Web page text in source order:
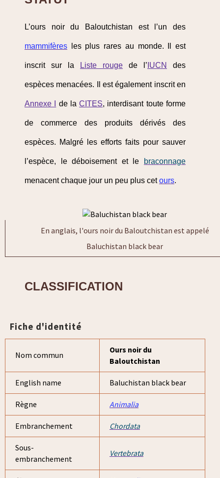
L’ours noir du Baloutchistan est l’un des
mammifères les plus rares au monde. Il est
inscrit sur la Liste rouge de l’ IUCN des
espèces menacées. Il est également inscrit en
Annexe I de laCITES, interdisant toute forme
de commerce des produits dérivés des
espèces. Malgré les efforts faits pour sauver
l’espèce, le déboisement et le braconnage
menacent chaque jour un peu plus cetours.
En anglais, l'ours noir du Baloutchistan est appelé
Baluchistan black bear
CLASSIFICATION
Fiche d'identité
Nom commun
Ours noir du
Baloutchistan
English name Baluchistan black bear
Règne Animalia
Embranchement Chordata
Sous-
embranchement
Vertebrata